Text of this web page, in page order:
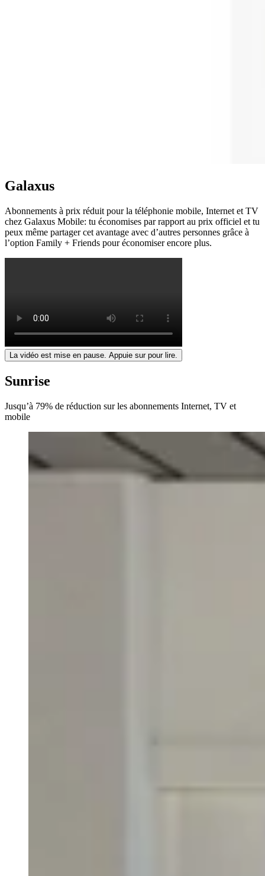
Galaxus
Abonnements à prix réduit pour la téléphonie mobile, Internet et TV
chez Galaxus Mobile: tu économises par rapport au prix officiel et tu
peux même partager cet avantage avec d’autres personnes grâce à
l’option Family + Friends pour économiser encore plus.
La vidéo est mise en pause. Appuie sur pour lire.
Sunrise
Jusqu’à 79% de réduction sur les abonnements Internet, TV et
mobile